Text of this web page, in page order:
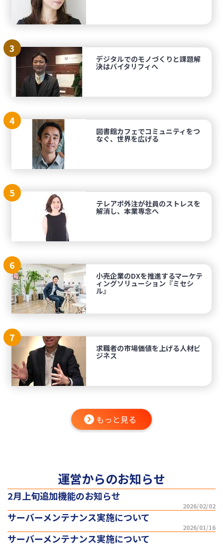
3
デジタルでのモノづくりと課題解
決はバイタリフィへ
4
図書館カフェでコミュニティをつ
なぐ、世界を広げる
5
テレアポ外注が社員のストレスを
解消し、本業専念へ
6
小売企業のDXを推進するマーケテ
ィングソリューション『ミセシ
ル』
7
求職者の市場価値を上げる人材ビ
ジネス
もっと見る
運営からのお知らせ
2月上旬追加機能のお知らせ
2026/02/02
サーバーメンテナンス実施について
2026/01/16
サーバーメンテナンス実施について